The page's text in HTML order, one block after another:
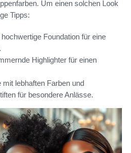
Um einen solchen Look
Tipps:
Foundation für eine
Highlighter für einen
lebhaften Farben und
für besondere Anlässe.